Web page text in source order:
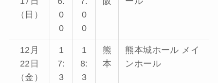
（日）
0
0
0
0
12月
22日
（金）
1
7:
3
1
8:
3
熊
本
熊本城ホール メイ
ンホール